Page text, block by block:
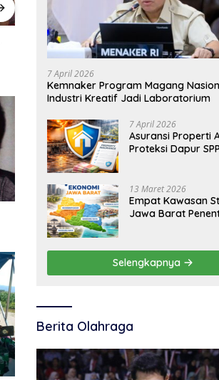
Askrida Dukung
Pemberantasan Korupsi
dan
7 April 2026
Kemnaker Program Magang
Industri Kreatif Jadi Laboratorium
7 April 2026
Asuransi Properti
Proteksi Dapur
13 Maret 2026
Empat Kawasan
Jawa Barat
Selengkapnya
Berita Olahraga